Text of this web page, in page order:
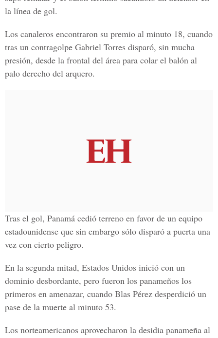
la línea de gol.
Los canaleros encontraron su premio al minuto 18, cuando
tras un contragolpe Gabriel Torres disparó, sin mucha
presión, desde la frontal del área para colar el balón al
palo derecho del arquero.
Tras el gol, Panamá cedió terreno en favor de un equipo
estadounidense que sin embargo sólo disparó a puerta una
vez con cierto peligro.
En la segunda mitad, Estados Unidos inició con un
dominio desbordante, pero fueron los panameños los
primeros en amenazar, cuando Blas Pérez desperdició un
pase de la muerte al minuto 53.
Los norteamericanos aprovecharon la desidia panameña al